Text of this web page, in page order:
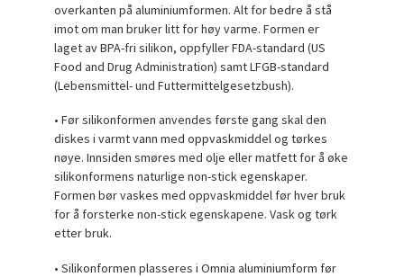
overkanten på aluminiumformen. Alt for bedre å stå
imot om man bruker litt for høy varme. Formen er
laget av BPA-fri silikon, oppfyller FDA-standard (US
Food and Drug Administration) samt LFGB-standard
(Lebensmittel- und Futtermittelgesetzbush).
• Før silikonformen anvendes første gang skal den
diskes i varmt vann med oppvaskmiddel og tørkes
nøye. Innsiden smøres med olje eller matfett for å øke
silikonformens naturlige non-stick egenskaper.
Formen bør vaskes med oppvaskmiddel før hver bruk
for å forsterke non-stick egenskapene. Vask og tørk
etter bruk.
• Silikonformen plasseres i Omnia aluminiumform før